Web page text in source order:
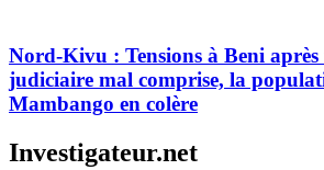
Nord-Kivu : Tensions à Beni après
judiciaire mal comprise, la
Mambango en colère
Investigateur.net